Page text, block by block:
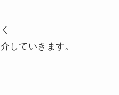
していきます。